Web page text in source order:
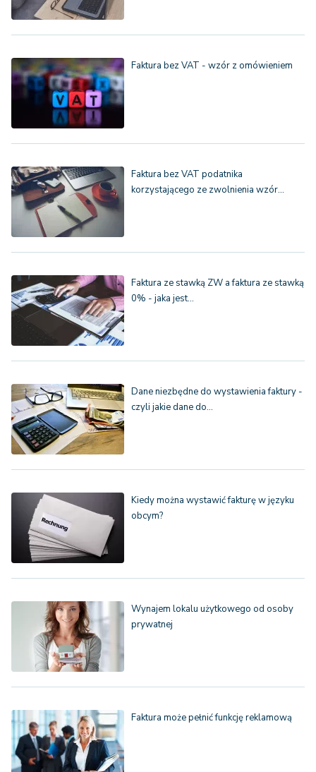
Faktura bez VAT - wzór z omówieniem
Faktura bez VAT podatnika
korzystającego ze zwolnienia wzór…
Faktura ze stawką ZW a faktura ze stawką
0% - jaka jest…
Dane niezbędne do wystawienia faktury -
czyli jakie dane do…
Kiedy można wystawić fakturę w języku
obcym?
Wynajem lokalu użytkowego od osoby
prywatnej
Faktura może pełnić funkcję reklamową